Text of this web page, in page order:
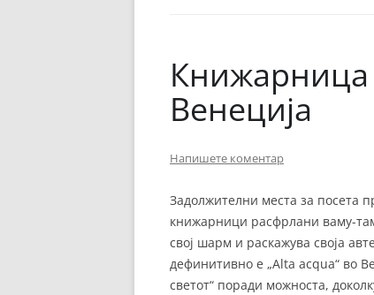
ЖАНРОВИ
Книжарница
Венеција
Напишете коментар
Задолжителни места за посета
книжарници расфрлани ваму-
свој шарм и раскажува своја
дефинитивно е „Alta acqua“ во
светот“ поради можноста,